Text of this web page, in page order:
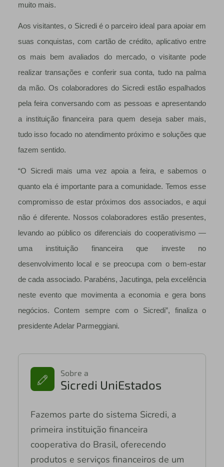
muito mais.
Aos visitantes, o Sicredi é o parceiro ideal para apoiar em
suas conquistas, com cartão de crédito, aplicativo entre
os mais bem avaliados do mercado, o visitante pode
realizar transações e conferir sua conta, tudo na palma
da mão. Os colaboradores do Sicredi estão espalhados
pela feira conversando com as pessoas e apresentando
a instituição financeira para quem deseja saber mais,
tudo isso focado no atendimento próximo e soluções que
fazem sentido.
“O Sicredi mais uma vez apoia a feira, e sabemos o
quanto ela é importante para a comunidade. Temos esse
compromisso de estar próximos dos associados, e aqui
não é diferente. Nossos colaboradores estão presentes,
levando ao público os diferenciais do cooperativismo —
uma instituição financeira que investe no
desenvolvimento local e se preocupa com o bem-estar
de cada associado. Parabéns, Jacutinga, pela excelência
neste evento que movimenta a economia e gera bons
negócios. Contem sempre com o Sicredi”, finaliza o
presidente Adelar Parmeggiani.
Sobre a
Sicredi UniEstados
Fazemos parte do sistema Sicredi, a
primeira instituição financeira
cooperativa do Brasil, oferecendo
produtos e serviços financeiros de um